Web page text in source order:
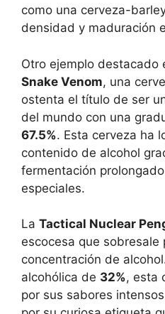
como una cerveza-
densidad y maduración
Otro ejemplo destacado
Snake Venom, una
ostenta el título de ser
del mundo con una
67.5%. Esta cerveza ha
contenido de alcohol
fermentación
especiales.
La Tactical Nuclear
escocesa que sobresale
concentración de
alcohólica de 32%, esta
por sus sabores